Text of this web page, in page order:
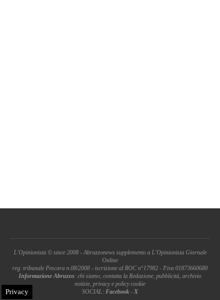
L'Opinionista © since 2008 - Abruzzonews supplemento a L'Opinionista Giornale
Online
reg. tribunale Pescara n.08/2008 - iscrizione al ROC n°17982 - P.iva 01873660680
Informazione Abruzzo: chi siamo, contatta la Redazione, pubblicità, archivio
notizie, privacy e policy cookie
SOCIAL: Facebook - X
Privacy